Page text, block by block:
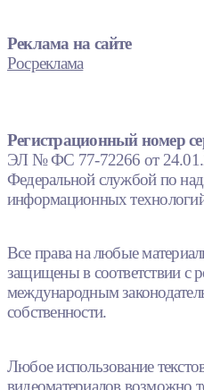
Реклама на сайте
Росреклама
Регистрационный номер
ЭЛ № ФС 77-72266 от
Федеральной службой по
информационных
Все права на любые
защищены в соответствии с
международным
собственности.
Любое использование
видеоматериалов возможно